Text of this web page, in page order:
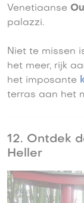
Venetiaanse
palazzi.
Niet te missen
het meer, rijk
het imposante
terras aan het
12. Ontdek
Heller